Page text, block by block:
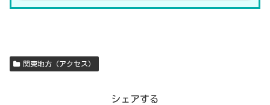
関東地方（アクセス）
シェアする